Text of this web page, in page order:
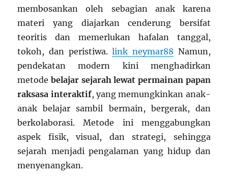
membosankan oleh sebagian anak karena
materi yang diajarkan cenderung bersifat
teoritis dan memerlukan hafalan tanggal,
tokoh, dan peristiwa.link neymar88 Namun,
pendekatan modern kini menghadirkan
metodebelajar sejarah lewat permainan papan
raksasa interaktif, yang memungkinkan anak-
anak belajar sambil bermain, bergerak, dan
berkolaborasi. Metode ini menggabungkan
aspek fisik, visual, dan strategi, sehingga
sejarah menjadi pengalaman yang hidup dan
menyenangkan.